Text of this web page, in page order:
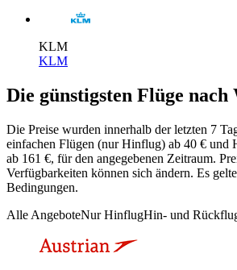
KLM
KLM
Die günstigsten Flüge nach
Die Preise wurden innerhalb der letzten 7
einfachen Flügen (nur Hinflug) ab 40 € und
ab 161 €, für den angegebenen Zeitraum.
Verfügbarkeiten können sich ändern. Es
Bedingungen.
Alle AngeboteNur HinflugHin- und